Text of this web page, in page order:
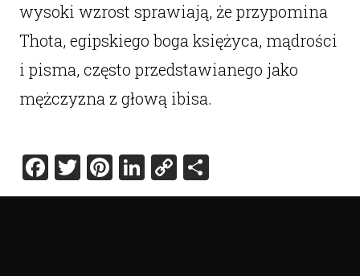
wysoki wzrost sprawiają, że przypomina
Thota, egipskiego boga księżyca, mądrości
i pisma, często przedstawianego jako
mężczyzna z głową ibisa.
Facebook
Twitter
Pinterest
LinkedIn
Copy
Link
Share